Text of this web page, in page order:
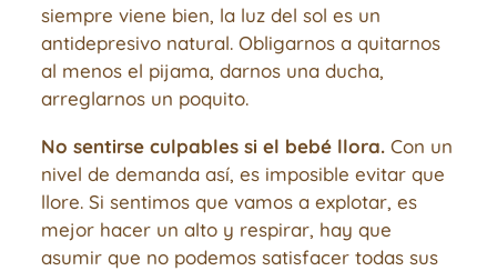
siempre viene bien, la luz del sol es un
antidepresivo natural. Obligarnos a quitarnos
al menos el pijama, darnos una ducha,
arreglarnos un poquito.
No sentirse culpables si el bebé llora.Con un
nivel de demanda así, es imposible evitar que
llore. Si sentimos que vamos a explotar, es
mejor hacer un alto y respirar, hay que
asumir que no podemos satisfacer todas sus